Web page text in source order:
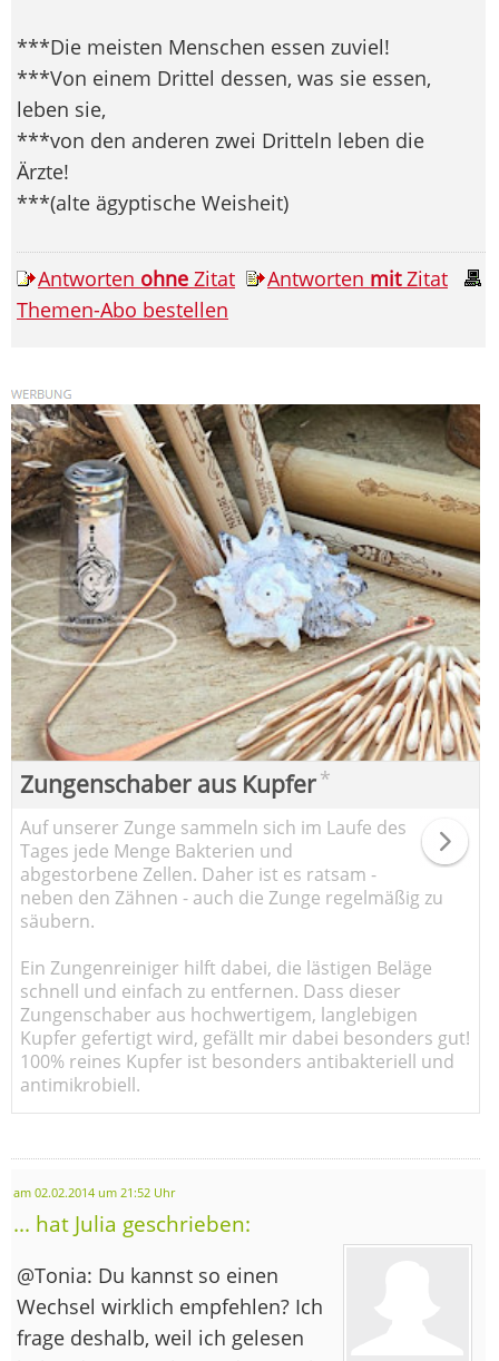
***Die meisten Menschen essen zuviel!
***Von einem Drittel dessen, was sie essen,
leben sie,
***von den anderen zwei Dritteln leben die
Ärzte!
***(alte ägyptische Weisheit)
Antworten ohne Zitat Antworten mitZitat
Themen-Abo bestellen
Zungenschaber aus Kupfer*
Auf unserer Zunge sammeln sich im Laufe des
Tages jede Menge Bakterien und
abgestorbene Zellen. Daher ist es ratsam -
neben den Zähnen - auch die Zunge regelmäßig zu
säubern.
Ein Zungenreiniger hilft dabei, die lästigen Beläge
schnell und einfach zu entfernen. Dass dieser
Zungenschaber aus hochwertigem, langlebigen
Kupfer gefertigt wird, gefällt mir dabei besonders gut!
100% reines Kupfer ist besonders antibakteriell und
antimikrobiell.
am 02.02.2014 um 21:52 Uhr
... hat Julia geschrieben:
@Tonia: Du kannst so einen
Wechsel wirklich empfehlen? Ich
frage deshalb, weil ich gelesen